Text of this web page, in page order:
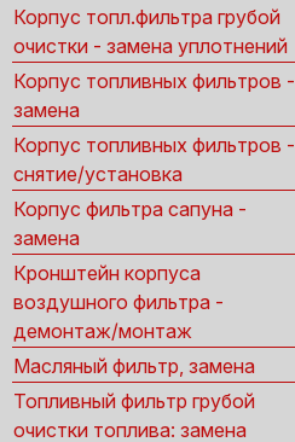
Корпус топл.фильтра грубой
очистки - замена уплотнений
Корпус топливных фильтров -
замена
Корпус топливных фильтров -
снятие/установка
Корпус фильтра сапуна -
замена
Кронштейн корпуса
воздушного фильтра -
демонтаж/монтаж
Масляный фильтр, замена
Топливный фильтр грубой
очистки топлива: замена